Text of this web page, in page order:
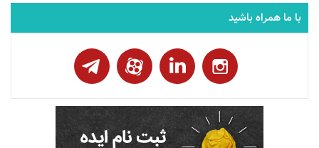
با ما همراه باشید